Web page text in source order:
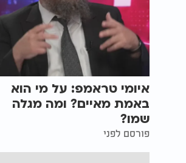
איומי טראמפ: על מי הוא
באמת מאיים? ומה מגלה
שמו?
פורסם לפני